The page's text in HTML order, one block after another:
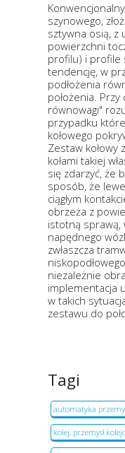
szynowego,
sztywna osią, z
powierzchni
profilu) i profile
tendencję, w
podłożenia
położenia.
równowagi"
przypadku
kołowego
Zestaw kołowy
kołami takiej
się zdarzyć, że
sposób, że
ciągłym
obrzeża z
istotną sprawą,
napędnego
zwłaszcza
niezależnie
implementacja
w takich
zestawu do
Tagi
automatyka
kolej, przemysł